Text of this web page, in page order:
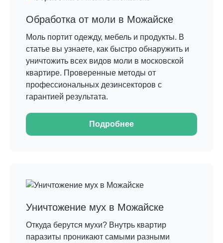
Обработка от моли в Можайске
Моль портит одежду, мебель и продукты. В
статье вы узнаете, как быстро обнаружить и
уничтожить всех видов моли в московской
квартире. Проверенные методы от
профессиональных дезинсекторов с
гарантией результата.
Подробнее
Уничтожение мух в Можайске
Откуда берутся мухи? Внутрь квартир
паразиты проникают самыми разными